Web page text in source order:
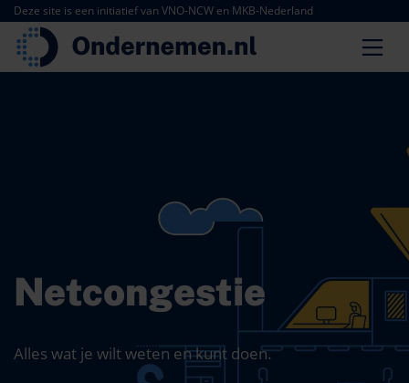
Deze site is een initiatief van VNO-NCW en MKB-Nederland
Netcongestie
Alles wat je wilt weten en kunt doen.